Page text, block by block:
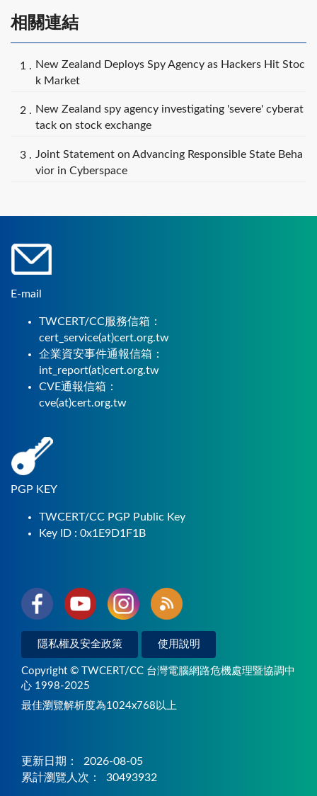
相關連結
New Zealand Deploys Spy Agency as Hackers Hit Stoc
k Market
New Zealand spy agency investigating 'severe' cyberat
tack on stock exchange
Joint Statement on Advancing Responsible State Beha
vior in Cyberspace
E-mail
TWCERT/CC服務信箱：
cert_service(at)cert.org.tw
企業資安事件通報信箱：
int_report(at)cert.org.tw
CVE通報信箱：
cve(at)cert.org.tw
PGP KEY
TWCERT/CC PGP Public Key
Key ID : 0x1E9D1F1B
隱私權及安全政策 使用說明
Copyright © TWCERT/CC 台灣電腦網路危機處理暨協調中
心 1998-2025
最佳瀏覽解析度為1024x768以上
更新日期：
2026-08-05
累計瀏覽人次：
30493932